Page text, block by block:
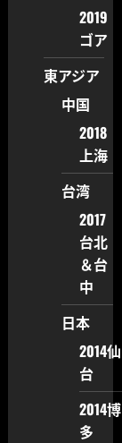
2019
ゴア
東アジア
中国
2018
上海
台湾
2017
台北
＆台
中
日本
2014仙
台
2014博
多